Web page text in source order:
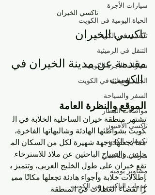
سيارات الأجرة
الحياة اليومية في الكويت
تاكسي في الكويت
التنقل في الرميثية
سيارات الأجرة الكويتية
الحياة العملية في الكويت
السفر والسياحة
مواصلات المطار
تاكسي الأفنيوز
تكسيات الكويت
شركات التاكسي
مشاوير يومية
خدمات التاكسي في الكويت
تاكسي الخيران
تاكسي الخيران
مقدمة عن مدينة الخيران في
الكويت
الموقع والنظرة العامة
تشتهر منطقة خيران الساحلية الخلابة في ال
كويت بشواطئها الهادئة وشاليهاتها الفاخرة،
مما يجعلها وجهة شهيرة لكل من السكان الم
حليين والسياح الباحثين عن ملاذ للاسترخاء.
تقع خيران على طول الخليج العربي، وتتميز ب
إطلالات خلابة وأجواء هادئة تجعلها مكانًا ممي
زًا لقضاء العطلات في المنطقة.